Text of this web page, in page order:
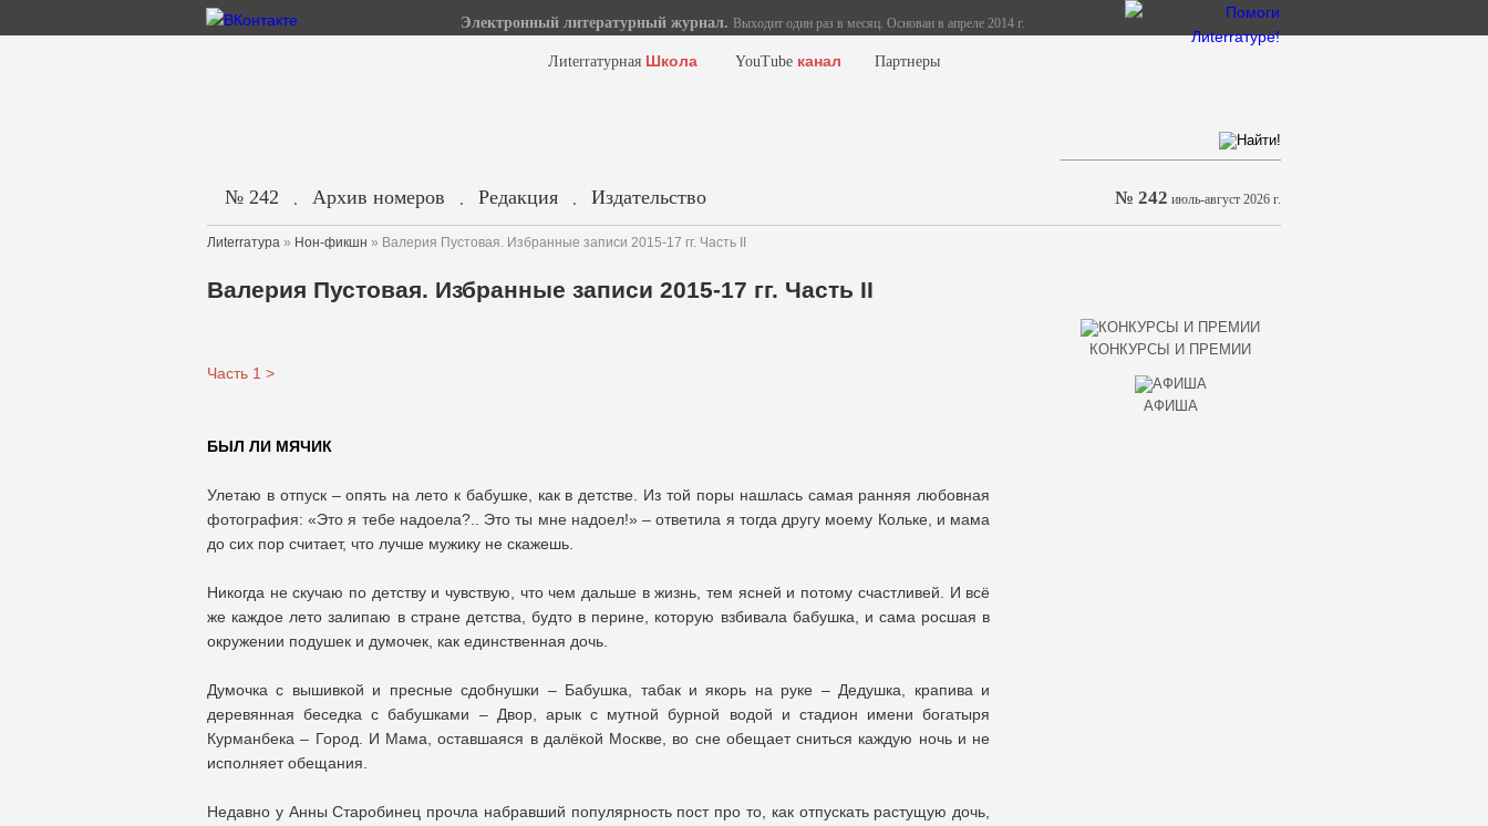
Электронный литературный журнал. Выходит один раз в месяц. Основан в апреле 2014 г.
Лиterraтурная Школа YouTube канал Партнеры
№ 242 . Архив номеров . Редакция . Издательство № 242 июль-август 2026 г.
Лиterraтура » Нон-фикшн » Валерия Пустовая. Избранные записи 2015-17 гг. Часть II
Валерия Пустовая. Избранные записи 2015-17 гг. Часть II
Часть 1 >
БЫЛ ЛИ МЯЧИК
Улетаю в отпуск – опять на лето к бабушке, как в детстве. Из той поры нашлась самая ранняя любовная
фотография: «Это я тебе надоела?.. Это ты мне надоел!» – ответила я тогда другу моему Кольке, и мама
до сих пор считает, что лучше мужику не скажешь.
Никогда не скучаю по детству и чувствую, что чем дальше в жизнь, тем ясней и потому счастливей. И всё
же каждое лето залипаю в стране детства, будто в перине, которую взбивала бабушка, и сама росшая в
окружении подушек и думочек, как единственная дочь.
Думочка с вышивкой и пресные сдобнушки – Бабушка, табак и якорь на руке – Дедушка, крапива и
деревянная беседка с бабушками – Двор, арык с мутной бурной водой и стадион имени богатыря
Курманбека – Город. И Мама, оставшаяся в далёкой Москве, во сне обещает сниться каждую ночь и не
исполняет обещания.
Недавно у Анны Старобинец прочла набравший популярность пост про то, как отпускать растущую дочь,
КОНКУРСЫ И ПРЕМИИ
АФИША